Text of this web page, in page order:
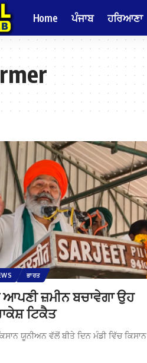
Home ਪੰਜਾਬ ਹਰਿਆਣਾ
ਭਾਰਤ
ਆਪਣੀ ਜ਼ਮੀਨ ਬਚਾਵੇਗਾ ਉਹ
ਟਿਕੈਤ
ਯੂਨੀਅਨ ਵੱਲੋਂ ਬੀਤੇ ਦਿਨ ਮੰਡੀ ਵਿੱਚ ਕਿਸਾਨ